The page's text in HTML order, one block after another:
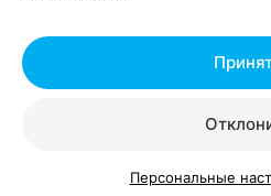
свободный.
Персональные